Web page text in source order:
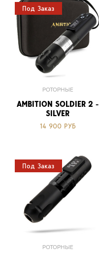
Под Заказ
РОТОРНЫЕ
AMBITION SOLDIER 2 -
SILVER
14 900 РУБ
Под Заказ
РОТОРНЫЕ